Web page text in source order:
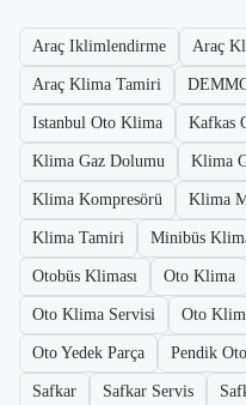
Araç Iklimlendirme Araç
Araç Klima Tamiri
Istanbul Oto Klima Kafkas
Klima Gaz Dolumu Klima
Klima Kompresörü Klima
Klima Tamiri Minibüs
Otobüs Kliması Oto Klima
Oto Klima Servisi Oto
Oto Yedek Parça Pendik
Safkar Safkar Servis